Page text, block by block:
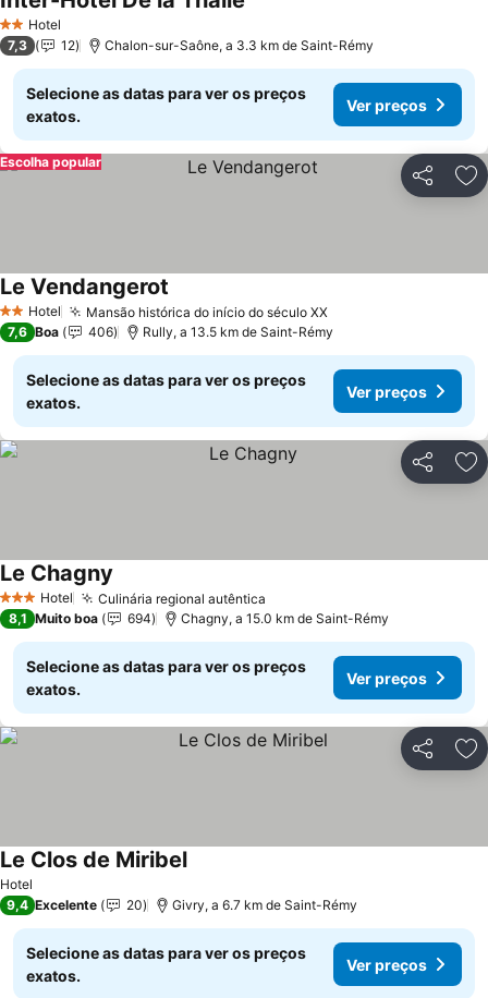
2 Estrelas
Hotel
7,3 12 Chalon-sur-Saône, a 3.3 km de Saint-Rémy
Selecione as datas para ver os preços
exatos.
Ver preços
Partilhar
Escolha popular
2 Estrelas
Hotel Mansão histórica do início do século XXVer preços
Le Vendangerot
7,6 Boa 406 Rully, a 13.5 km de Saint-Rémy
Selecione as datas para ver os preços
exatos.
Ver preços
Partilhar
3 EstrelasHotel Culinária regional autêntica
Le Chagny
8,1 Muito boa 694 Chagny, a 15.0 km de Saint-Rémy
Selecione as datas para ver os preços
exatos.
Ver preços
Partilhar
Hotel
Le Clos de MiribelVer preços
9,4 Excelente 20 Givry, a 6.7 km de Saint-Rémy
Selecione as datas para ver os preços
exatos.
Ver preços